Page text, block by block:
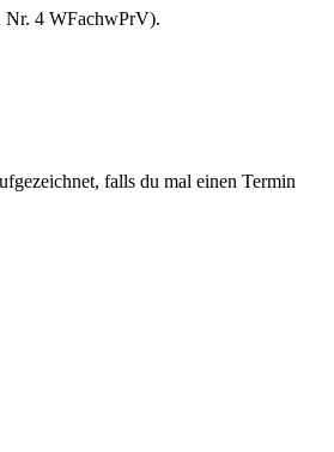
Nr. 4 WFachwPrV).
falls du mal einen Termin